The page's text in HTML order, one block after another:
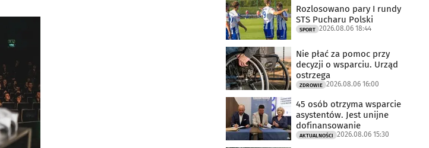
Rozlosowano pary I rundy
STS Pucharu Polski
SPORT 2026.08.06 18:44
Nie płać za pomoc przy
decyzji o wsparciu. Urząd
ostrzega
ZDROWIE 2026.08.06 16:00
45 osób otrzyma wsparcie
asystentów. Jest unijne
dofinansowanie
AKTUALNOŚCI 2026.08.06 15:30